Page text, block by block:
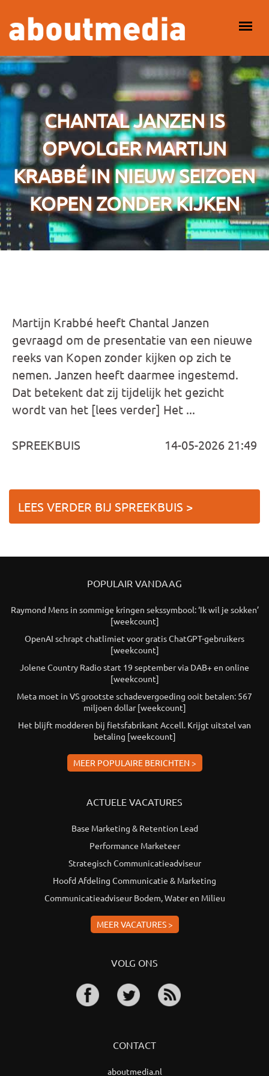
HOOFDMENU
CHANTAL JANZEN IS
OPVOLGER MARTIJN
KRABBÉ IN NIEUW SEIZOEN
KOPEN ZONDER KIJKEN
Martijn Krabbé heeft Chantal Janzen
gevraagd om de presentatie van een nieuwe
reeks van Kopen zonder kijken op zich te
nemen. Janzen heeft daarmee ingestemd.
Dat betekent dat zij tijdelijk het gezicht
wordt van het [lees verder] Het ...
SPREEKBUIS 14-05-2026 21:49
LEES VERDER BIJ SPREEKBUIS >
POPULAIR VANDAAG
Raymond Mens in sommige kringen sekssymbool: ‘Ik wil je sokken’
[weekcount]
OpenAI schrapt chatlimiet voor gratis ChatGPT-gebruikers
[weekcount]
Jolene Country Radio start 19 september via DAB+ en online
[weekcount]
Meta moet in VS grootste schadevergoeding ooit betalen: 567
miljoen dollar [weekcount]
Het blijft modderen bij fietsfabrikant Accell. Krijgt uitstel van
betaling [weekcount]
MEER POPULAIRE BERICHTEN >
ACTUELE VACATURES
Base Marketing & Retention Lead
Performance Marketeer
Strategisch Communicatieadviseur
Hoofd Afdeling Communicatie & Marketing
Communicatieadviseur Bodem, Water en Milieu
MEER VACATURES >
VOLG ONS
CONTACT
aboutmedia.nl